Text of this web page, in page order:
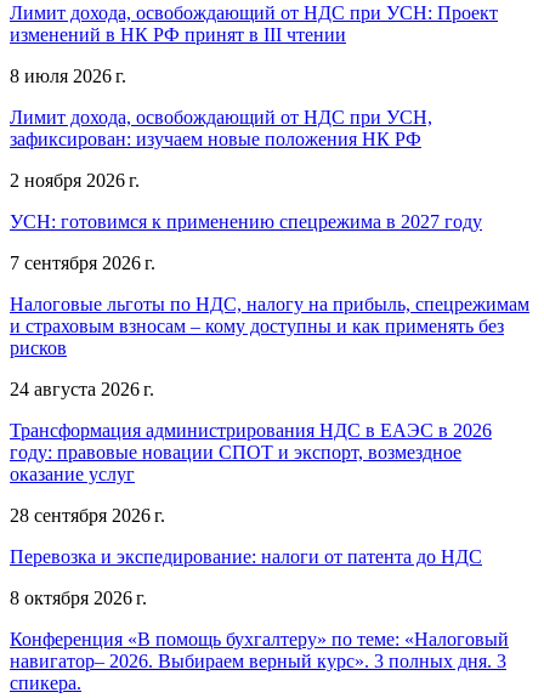
Лимит дохода, освобождающий от НДС при УСН: Проект
изменений в НК РФ принят в III чтении
8 июля 2026 г.
Лимит дохода, освобождающий от НДС при УСН,
зафиксирован: изучаем новые положения НК РФ
2 ноября 2026 г.
УСН: готовимся к применению спецрежима в 2027 году
7 сентября 2026 г.
Налоговые льготы по НДС, налогу на прибыль, спецрежимам
и страховым взносам – кому доступны и как применять без
рисков
24 августа 2026 г.
Трансформация администрирования НДС в ЕАЭС в 2026
году: правовые новации СПОТ и экспорт, возмездное
оказание услуг
28 сентября 2026 г.
Перевозка и экспедирование: налоги от патента до НДС
8 октября 2026 г.
Конференция «В помощь бухгалтеру» по теме: «Налоговый
навигатор– 2026. Выбираем верный курс». 3 полных дня. 3
спикера.